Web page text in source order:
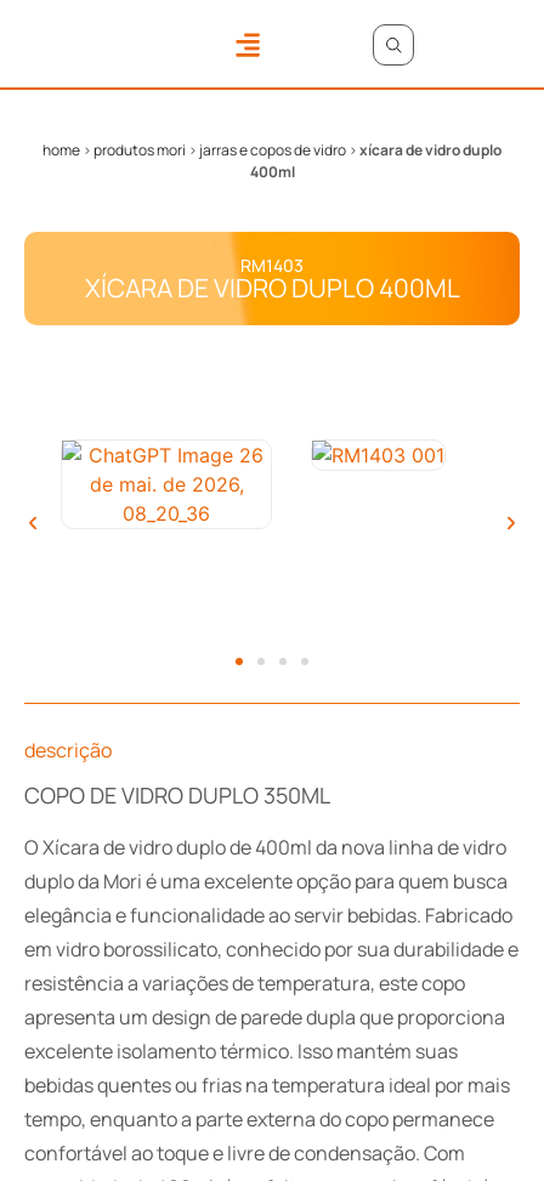
home >produtos mori > jarras e copos de vidro >xícara de vidro duplo
400ml
RM1403
XÍCARA DE VIDRO DUPLO 400ML
descrição
COPO DE VIDRO DUPLO 350ML
O Xícara de vidro duplo de 400ml da nova linha de vidro
duplo da Mori é uma excelente opção para quem busca
elegância e funcionalidade ao servir bebidas. Fabricado
em vidro borossilicato, conhecido por sua durabilidade e
resistência a variações de temperatura, este copo
apresenta um design de parede dupla que proporciona
excelente isolamento térmico. Isso mantém suas
bebidas quentes ou frias na temperatura ideal por mais
tempo, enquanto a parte externa do copo permanece
confortável ao toque e livre de condensação. Com